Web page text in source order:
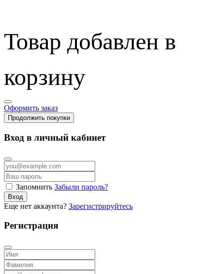
Товар добавлен в
корзину
Оформить заказ
Продолжить покупки
Вход в личный кабинет
Запомнить Забыли пароль?
Вход
Еще нет аккаунта? Зарегистрируйтесь
Регистрация